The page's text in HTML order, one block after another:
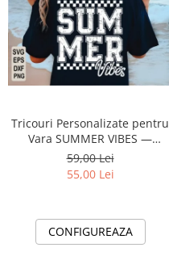
Tricouri Personalizate pentru
Vara SUMMER VIBES —
Esentiale in Bagajul Tau de
Vacanta ❤️ E-Cadou.com
59,00 Lei
55,00 Lei
CONFIGUREAZA